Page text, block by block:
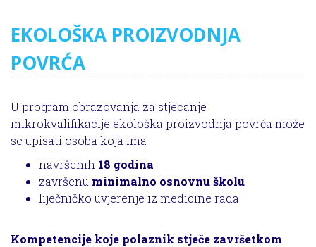
EKOLOŠKA PROIZVODNJA
POVRĆA
U program obrazovanja za stjecanje
mikrokvalifikacije ekološka proizvodnja povrća može
se upisati osoba koja ima
navršenih 18 godina
završenu minimalno osnovnu školu
liječničko uvjerenje iz medicine rada
Kompetencije koje polaznik stječe završetkom